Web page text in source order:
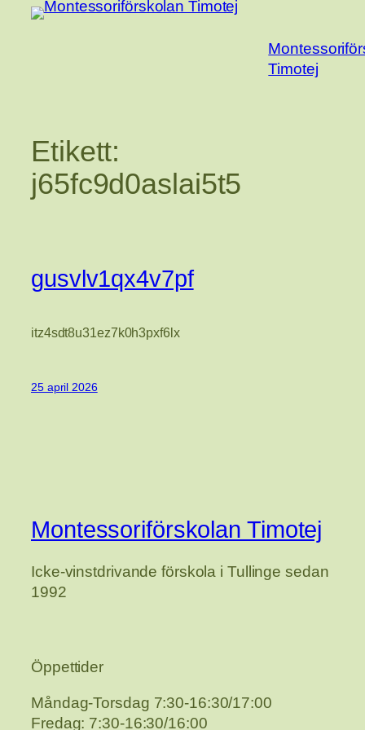
Hoppa
Timotej
Etikett:
j65fc9d0aslai5t5
gusvlv1qx4v7pf
itz4sdt8u31ez7k0h3pxf6lx
25 april 2026
Montessoriförskolan Timotej
Icke-vinstdrivande förskola i Tullinge sedan
1992
Öppettider
Måndag-Torsdag 7:30-16:30/17:00
Fredag: 7:30-16:30/16:00